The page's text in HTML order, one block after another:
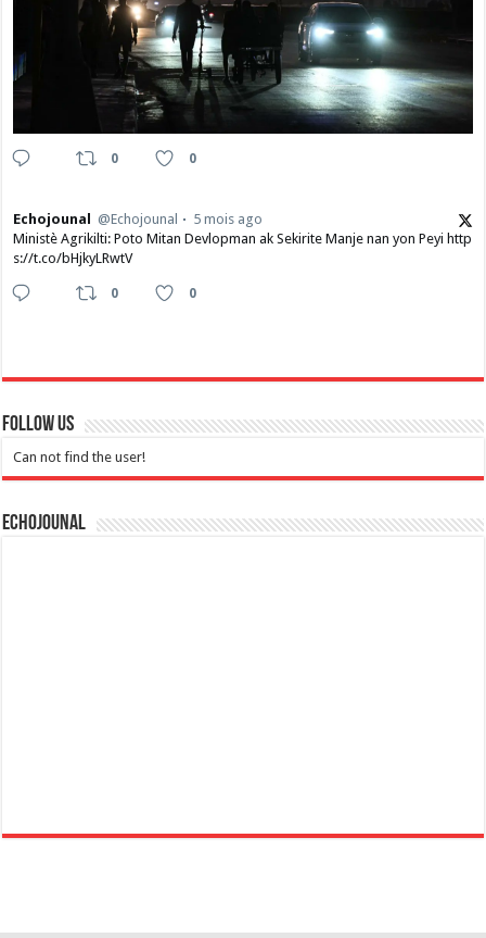
0 0
Echojounal @Echojounal
5 mois ago
Ministè Agrikilti: Poto Mitan Devlopman ak Sekirite Manje nan yon Peyi http
s://t.co/bHjkyLRwtV
0 0
Follow Us
Can not find the user!
Echojounal